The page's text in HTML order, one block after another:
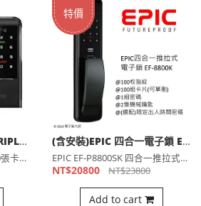
EPIC (公司貨)(含安裝)TRIPLEX_2WAY電子輔助鎖 100組卡片 管理者密碼
TRIPLEX_2WAY 可記錄100張卡，有管理權限的輔助⋯
特價
(含安裝)EPIC 四合一電子鎖 EF-P8800SK(公司貨)
EPIC EF-P8800SK 四合一推拉式電子鎖 >可記錄⋯
NT$20800 NT$23800
Add to cart